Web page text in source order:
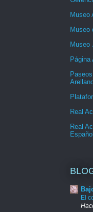
Museo
Museo
Museo
Página
Real
Real
El